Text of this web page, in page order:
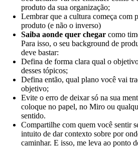
produto da sua organização;
Lembrar que a cultura começa com
produto (e não o inverso)
Saiba aonde quer chegar como
Para isso, o seu background de
deve bastar:
Defina de forma clara qual o
desses tópicos;
Defina então, qual plano você vai
objetivo;
Evite o erro de deixar só na sua
coloque no papel, no Miro ou
sentido.
Compartilhe com quem você sentir
intuito de dar contexto sobre por
caminhar. E isso, me leva ao ponto